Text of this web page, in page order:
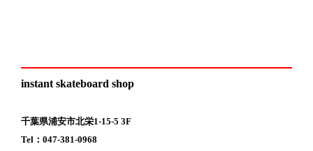
instant skateboard shop
千葉県浦安市北栄1-15-5 3F
Tel：047-381-0968